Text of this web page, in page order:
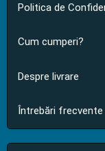
Politica de
Cum cumperi?
Despre livrare
Întrebări frecvente